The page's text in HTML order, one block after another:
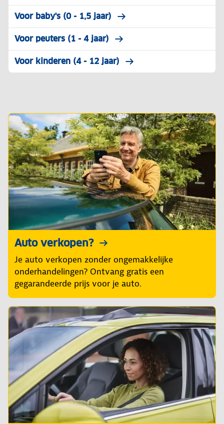
Voor baby's (0 - 1,5 jaar)
Voor peuters (1 - 4 jaar)
Voor kinderen (4 - 12 jaar)
Auto verkopen?
Je auto verkopen zonder ongemakkelijke
onderhandelingen? Ontvang gratis een
gegarandeerde prijs voor je auto.